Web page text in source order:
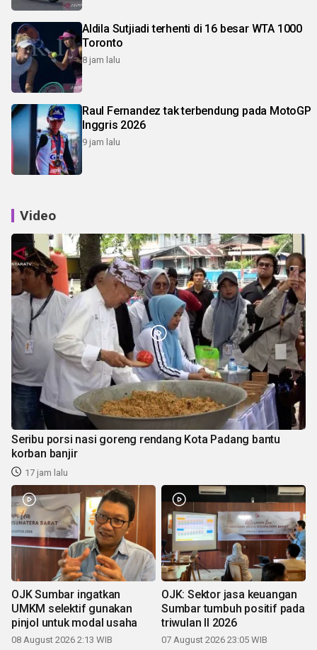
Aldila Sutjiadi terhenti di 16 besar WTA 1000
Toronto
8 jam lalu
Raul Fernandez tak terbendung pada MotoGP
Inggris 2026
9 jam lalu
Video
Seribu porsi nasi goreng rendang Kota Padang bantu
korban banjir
17 jam lalu
OJK Sumbar ingatkan
UMKM selektif gunakan
pinjol untuk modal usaha
08 August 2026 2:13 WIB
OJK: Sektor jasa keuangan
Sumbar tumbuh positif pada
triwulan II 2026
07 August 2026 23:05 WIB